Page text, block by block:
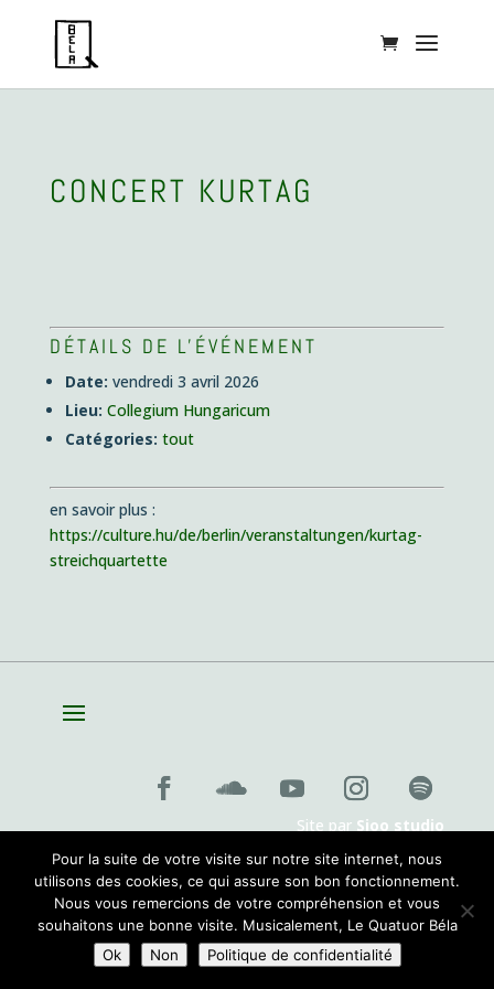
CONCERT KURTAG
DÉTAILS DE L'ÉVÉNEMENT
Date: vendredi 3 avril 2026
Lieu: Collegium Hungaricum
Catégories: tout
en savoir plus :
https://culture.hu/de/berlin/veranstaltungen/kurtag-
streichquartette
Site par Sioo studio
Pour la suite de votre visite sur notre site internet, nous
utilisons des cookies, ce qui assure son bon fonctionnement.
Nous vous remercions de votre compréhension et vous
souhaitons une bonne visite. Musicalement, Le Quatuor Béla
Ok
Non Politique de confidentialité